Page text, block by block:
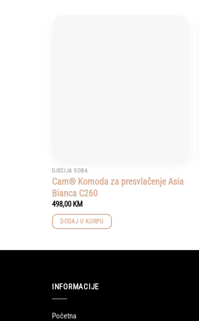
DJEČIJA SOBA
Cam® Komoda za presvlačenje Asia
Bianca C260
498,00KM
DODAJ U KORPU
INFORMACIJE
Početna